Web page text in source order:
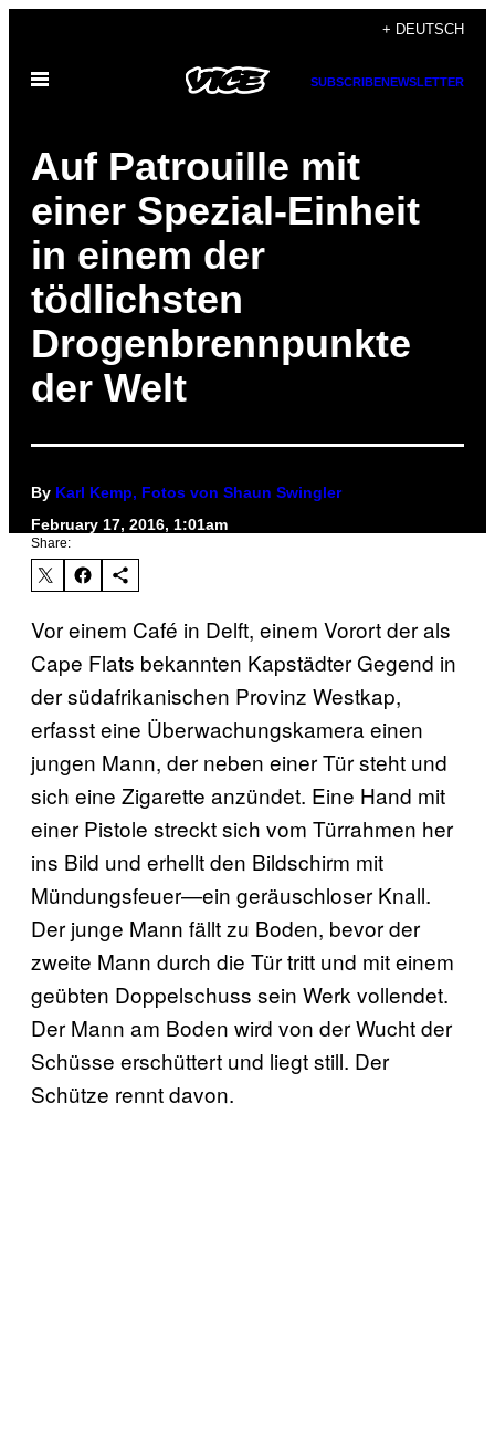
content
+ DEUTSCH
Open
SUBSCRIBENEWSLETTER
Auf Patrouille mit
einer Spezial-Einheit
in einem der
tödlichsten
Drogenbrennpunkte
der Welt
By Karl Kemp, Fotos von Shaun Swingler
February 17, 2016, 1:01am
Share:
Vor einem Café in Delft, einem Vorort der als
Cape Flats bekannten Kapstädter Gegend in
der südafrikanischen Provinz Westkap,
erfasst eine Überwachungskamera einen
jungen Mann, der neben einer Tür steht und
sich eine Zigarette anzündet. Eine Hand mit
einer Pistole streckt sich vom Türrahmen her
ins Bild und erhellt den Bildschirm mit
Mündungsfeuer—ein geräuschloser Knall.
Der junge Mann fällt zu Boden, bevor der
zweite Mann durch die Tür tritt und mit einem
geübten Doppelschuss sein Werk vollendet.
Der Mann am Boden wird von der Wucht der
Schüsse erschüttert und liegt still. Der
Schütze rennt davon.